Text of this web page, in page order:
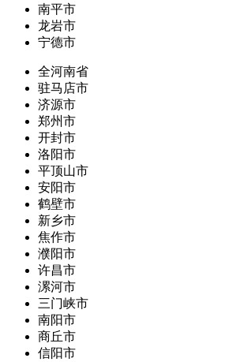
南平市
龙岩市
宁德市
全河南省
驻马店市
济源市
郑州市
开封市
洛阳市
平顶山市
安阳市
鹤壁市
新乡市
焦作市
濮阳市
许昌市
漯河市
三门峡市
南阳市
商丘市
信阳市